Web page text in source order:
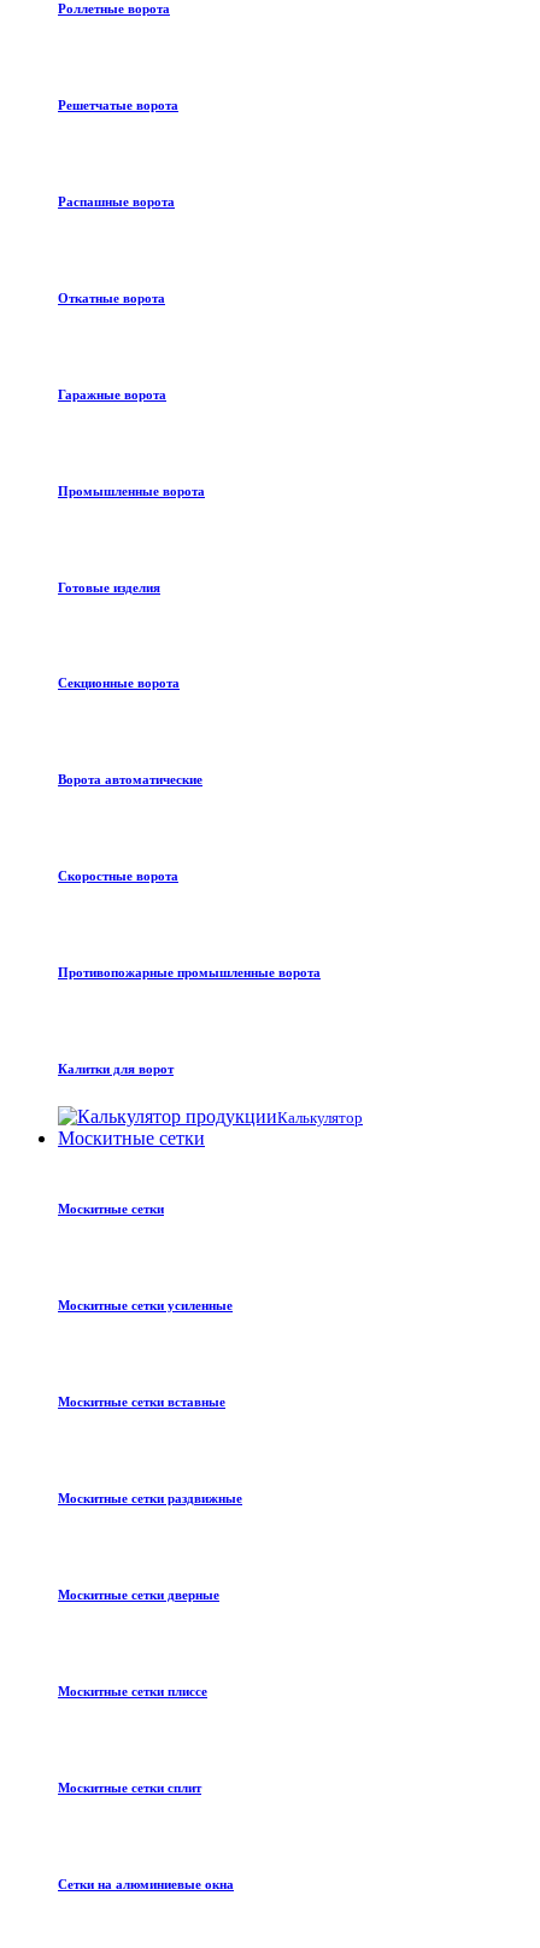
Роллетные ворота
Решетчатые ворота
Распашные ворота
Откатные ворота
Гаражные ворота
Промышленные ворота
Готовые изделия
Секционные ворота
Ворота автоматические
Скоростные ворота
Противопожарные промышленные ворота
Калитки для ворот
Калькулятор
Москитные сетки
Москитные сетки
Москитные сетки усиленные
Москитные сетки вставные
Москитные сетки раздвижные
Москитные сетки дверные
Москитные сетки плиссе
Москитные сетки сплит
Сетки на алюминиевые окна